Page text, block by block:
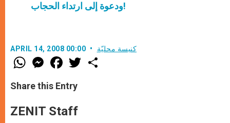
ودعوة إلى ارتداء الحجاب!
APRIL 14, 2008 00:00 كنيسة محليّة
W
h
t
s
p
p
M
e
s
e
g
e
F
a
e
b
o
k
w
Share this Entry
ZENIT Staff